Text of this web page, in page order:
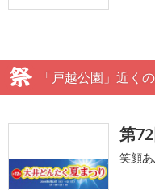
「戸越公園」近く
第
笑顔